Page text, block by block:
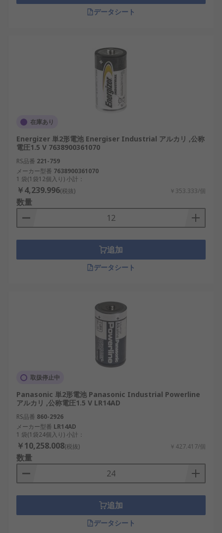
データシート
在庫あり
Energizer 単2形電池 Energiser Industrial アルカリ ,公称
電圧1.5 V 7638900361070
RS品番 221-759
メーカー型番 7638900361070
1 袋(1袋12個入り) 小計：
￥4,239.996(税抜) ￥353.333/個
数量
追加
データシート
取扱停止中
Panasonic 単2形電池 Panasonic Industrial Powerline
アルカリ ,公称電圧1.5 V LR14AD
RS品番 860-2926
メーカー型番 LR14AD
1 袋(1袋24個入り) 小計：
￥10,258.008(税抜) ￥427.417/個
数量
追加
データシート